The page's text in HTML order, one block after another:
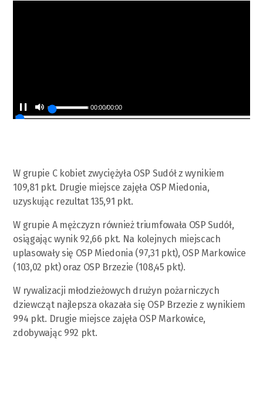
00:00/00:00
W grupie C kobiet zwyciężyła OSP Sudół z wynikiem
109,81 pkt. Drugie miejsce zajęła OSP Miedonia,
uzyskując rezultat 135,91 pkt.
W grupie A mężczyzn również triumfowała OSP Sudół,
osiągając wynik 92,66 pkt. Na kolejnych miejscach
uplasowały się OSP Miedonia (97,31 pkt), OSP Markowice
(103,02 pkt) oraz OSP Brzezie (108,45 pkt).
W rywalizacji młodzieżowych drużyn pożarniczych
dziewcząt najlepsza okazała się OSP Brzezie z wynikiem
994 pkt. Drugie miejsce zajęła OSP Markowice,
zdobywając 992 pkt.